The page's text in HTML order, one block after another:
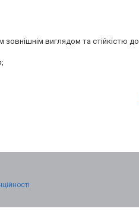
виглядом та стійкістю до